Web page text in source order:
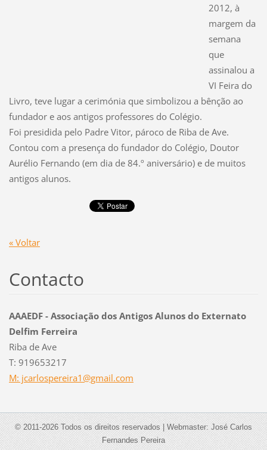
2012, à
margem da
semana
que
assinalou a
VI Feira do
Livro, teve lugar a cerimónia que simbolizou a bênção ao
fundador e aos antigos professores do Colégio.
Foi presidida pelo Padre Vitor, pároco de Riba de Ave.
Contou com a presença do fundador do Colégio, Doutor
Aurélio Fernando (em dia de 84.º aniversário) e de muitos
antigos alunos.
« Voltar
Contacto
AAAEDF - Associação dos Antigos Alunos do Externato
Delfim Ferreira
Riba de Ave
T: 919653217
M: jcarlospereira1@gmail.com
© 2011-2026 Todos os direitos reservados | Webmaster: José Carlos
Fernandes Pereira